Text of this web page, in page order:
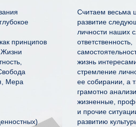
принципов
Жизни
Мера
Считаем весьма
развитие
личности наших
ответственность,
жизнь
стремление
ее собирании, а
грамотно
жизненные,
и прочие
развитию